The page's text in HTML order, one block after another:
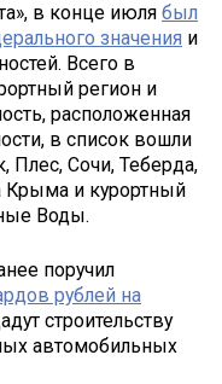
в конце июля был
значения и
Всего в
регион и
расположенная
в список вошли
Плес, Сочи, Теберда,
Крыма и курортный
Воды.
поручил
рублей на
строительству
автомобильных